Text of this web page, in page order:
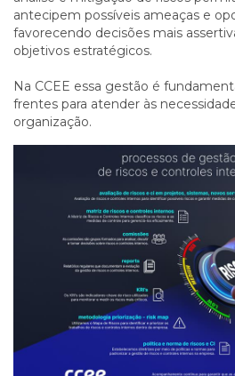
antecipem possíveis ameaças e
favorecendo decisões mais
objetivos estratégicos.
Na CCEE essa gestão é
frentes para atender às
organização.